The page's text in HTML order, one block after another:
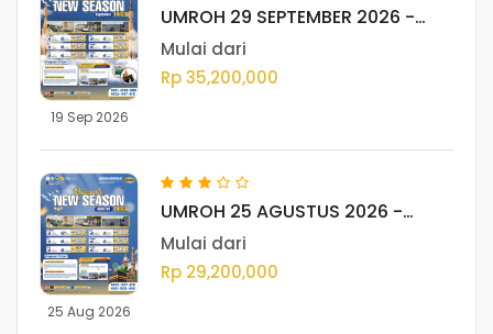
19 Sep 2026
UMROH 29 SEPTEMBER 2026 -
MEDAN
Mulai dari
Rp 35,200,000
25 Aug 2026
UMROH 25 AGUSTUS 2026 -
MEDAN
Mulai dari
Rp 29,200,000